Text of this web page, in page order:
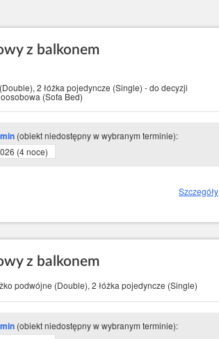
z balkonem
2 łóżka pojedyncze (Single) - do decyzji
(Sofa Bed)
(obiekt niedostępny w wybranym terminie):
(4 noce)
Szczegóły
z balkonem
podwójne (Double), 2 łóżka pojedyncze (Single)
(obiekt niedostępny w wybranym terminie):